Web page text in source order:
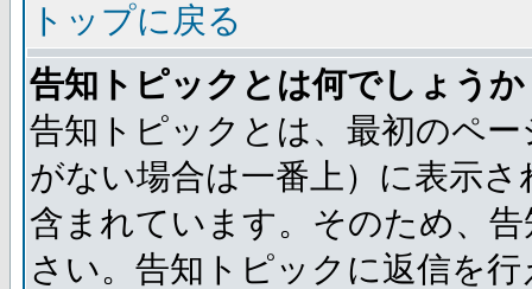
トップに戻る
告知トピックとは何でしょうか
告知トピックとは、最初のペ
がない場合は一番上）に表示
含まれています。そのため、
さい。告知トピックに返信を